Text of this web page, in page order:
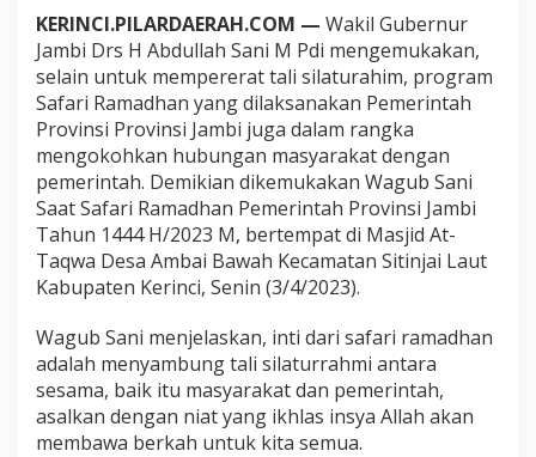
a
r
i
R
a
m
a
d
a
n
K
o
k
o
k
a
H
u
b
KERINCI.PILARDAERAH.COM — Wakil Gubernur
Jambi Drs H Abdullah Sani M Pdi mengemukakan,
selain untuk mempererat tali silaturahim, program
Safari Ramadhan yang dilaksanakan Pemerintah
Provinsi Provinsi Jambi juga dalam rangka
mengokohkan hubungan masyarakat dengan
pemerintah. Demikian dikemukakan Wagub Sani
Saat Safari Ramadhan Pemerintah Provinsi Jambi
Tahun 1444 H/2023 M, bertempat di Masjid At-
Taqwa Desa Ambai Bawah Kecamatan Sitinjai Laut
Kabupaten Kerinci, Senin (3/4/2023).
Wagub Sani menjelaskan, inti dari safari ramadhan
adalah menyambung tali silaturrahmi antara
sesama, baik itu masyarakat dan pemerintah,
asalkan dengan niat yang ikhlas insya Allah akan
membawa berkah untuk kita semua.